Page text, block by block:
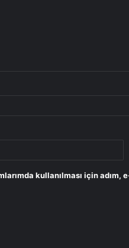
kullanılması için adım,